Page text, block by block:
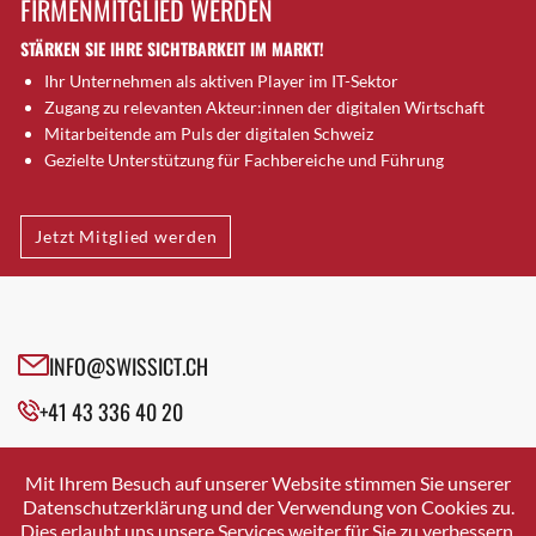
Brütten
Bubendorf
Bubikon
Buchs (SG)
Burgdorf
Bülach
Cazis
Cham
Davos Platz
Davos Platz 1
Dietikon
Dietlikon
FIRMENMITGLIED WERDEN
STÄRKEN SIE IHRE SICHTBARKEIT IM MARKT!
Ihr Unternehmen als aktiven Player im IT-Sektor
Zugang zu relevanten Akteur:innen der digitalen Wirtschaft
Mitarbeitende am Puls der digitalen Schweiz
Gezielte Unterstützung für Fachbereiche und Führung
Jetzt Mitglied werden
INFO@SWISSICT.CH
+41 43 336 40 20
SWISSICT
VULKANSTRASSE 120
8048 ZURICH
Mit Ihrem Besuch auf unserer Website stimmen Sie unserer
Datenschutzerklärung und der Verwendung von Cookies zu.
Dies erlaubt uns unsere Services weiter für Sie zu verbessern.